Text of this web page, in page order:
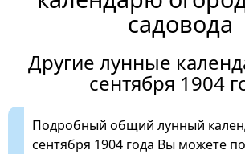
садовода
Другие лунные
сентября 1904
Подробный общий лунный
сентября 1904 года Вы можете